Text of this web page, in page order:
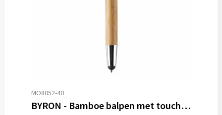
MO8052-40
BYRON - Bamboe balpen met touch tip